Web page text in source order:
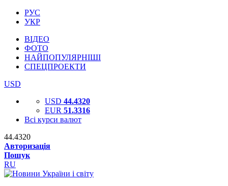
РУС
УКР
ВІДЕО
ФОТО
НАЙПОПУЛЯРНІШІ
СПЕЦПРОЕКТИ
USD
USD 44.4320
EUR 51.3316
Всі курси валют
44.4320
Авторизація
Пошук
RU